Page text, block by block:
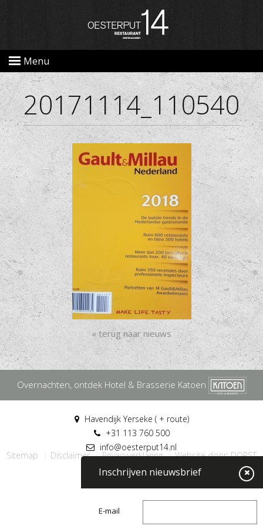
Menu
20171114_110540
« terug naar nieuws
Overnachten, ontdek Hotel & Brasserie Katoen
Inschrijven nieuwsbrief
E-mail
Havendijk Yerseke ( + route)
+31 113 760 500
info@oesterput14.nl
Sitemap Disclaimer Privacyverklaring Website door: DORST